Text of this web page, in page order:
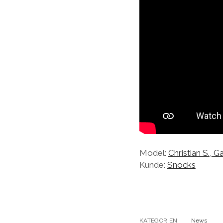
Model: Christian S.
Kunde: Snocks
KATEGORIEN: News